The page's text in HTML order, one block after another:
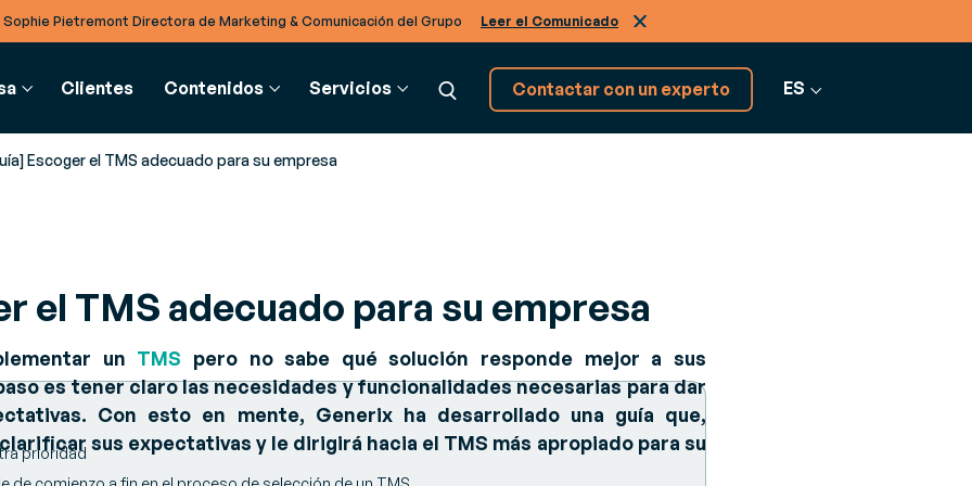
Sophie Pietremont Directora de Marketing & Comunicación del Grupo Leer el Comunicado
de almacén (SGA)
la eficiencia en todo tu
de transporte (TMS)
un transporte
y aumenta el ROI en
ruta
Soluciones EDI
Intercambia documentos
formato
TradeXpress Infinity
Tu plataforma de integración
Ver más software
Partners
Descubre nuestro rico ecosistema de
Clientes Contenidos
para estar informado
Producto, Replays y
de expertos
Glosario
Servicios
Consultoría
Supera los retos de tu negocio
Contactar con un experto ES
Escoger el TMS adecuado para su empresa
el TMS adecuado para su empresa
un TMS pero no sabe qué solución responde mejor a sus
es tener claro las necesidades y funcionalidades necesarias para dar
Con esto en mente, Generix ha desarrollado una guía que,
sus expectativas y le dirigirá hacia el TMS más apropiado para su
prioridad